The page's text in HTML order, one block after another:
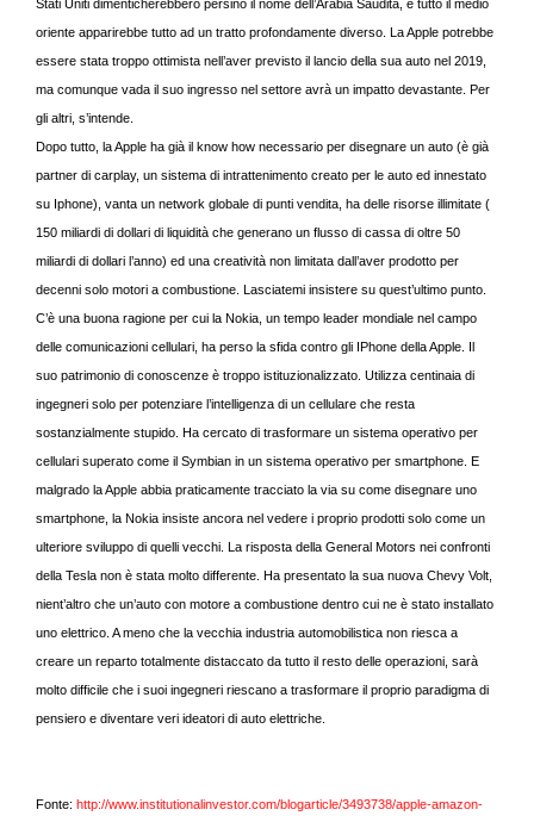
Stati Uniti dimenticherebbero persino il nome dell’Arabia Saudita, e tutto il medio
oriente apparirebbe tutto ad un tratto profondamente diverso. La Apple potrebbe
essere stata troppo ottimista nell’aver previsto il lancio della sua auto nel 2019,
ma comunque vada il suo ingresso nel settore avrà un impatto devastante. Per
gli altri, s’intende.
Dopo tutto, la Apple ha già il know how necessario per disegnare un auto (è già
partner di carplay, un sistema di intrattenimento creato per le auto ed innestato
su Iphone), vanta un network globale di punti vendita, ha delle risorse illimitate (
150 miliardi di dollari di liquidità che generano un flusso di cassa di oltre 50
miliardi di dollari l’anno) ed una creatività non limitata dall’aver prodotto per
decenni solo motori a combustione. Lasciatemi insistere su quest’ultimo punto.
C’è una buona ragione per cui la Nokia, un tempo leader mondiale nel campo
delle comunicazioni cellulari, ha perso la sfida contro gli IPhone della Apple. Il
suo patrimonio di conoscenze è troppo istituzionalizzato. Utilizza centinaia di
ingegneri solo per potenziare l’intelligenza di un cellulare che resta
sostanzialmente stupido. Ha cercato di trasformare un sistema operativo per
cellulari superato come il Symbian in un sistema operativo per smartphone. E
malgrado la Apple abbia praticamente tracciato la via su come disegnare uno
smartphone, la Nokia insiste ancora nel vedere i proprio prodotti solo come un
ulteriore sviluppo di quelli vecchi. La risposta della General Motors nei confronti
della Tesla non è stata molto differente. Ha presentato la sua nuova Chevy Volt,
nient’altro che un’auto con motore a combustione dentro cui ne è stato installato
uno elettrico. A meno che la vecchia industria automobilistica non riesca a
creare un reparto totalmente distaccato da tutto il resto delle operazioni, sarà
molto difficile che i suoi ingegneri riescano a trasformare il proprio paradigma di
pensiero e diventare veri ideatori di auto elettriche.
Fonte: http://www.institutionalinvestor.com/blogarticle/3493738/apple-amazon-